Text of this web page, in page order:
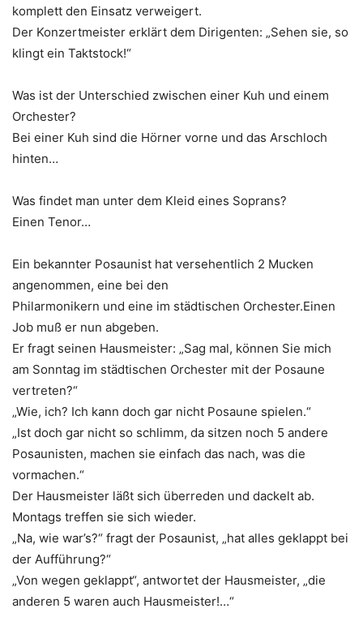
komplett den Einsatz verweigert.
Der Konzertmeister erklärt dem Dirigenten: „Sehen sie, so
klingt ein Taktstock!“
Was ist der Unterschied zwischen einer Kuh und einem
Orchester?
Bei einer Kuh sind die Hörner vorne und das Arschloch
hinten…
Was findet man unter dem Kleid eines Soprans?
Einen Tenor…
Ein bekannter Posaunist hat versehentlich 2 Mucken
angenommen, eine bei den
Philarmonikern und eine im städtischen Orchester.Einen
Job muß er nun abgeben.
Er fragt seinen Hausmeister: „Sag mal, können Sie mich
am Sonntag im städtischen Orchester mit der Posaune
vertreten?“
„Wie, ich? Ich kann doch gar nicht Posaune spielen.“
„Ist doch gar nicht so schlimm, da sitzen noch 5 andere
Posaunisten, machen sie einfach das nach, was die
vormachen.“
Der Hausmeister läßt sich überreden und dackelt ab.
Montags treffen sie sich wieder.
„Na, wie war’s?“ fragt der Posaunist, „hat alles geklappt bei
der Aufführung?“
„Von wegen geklappt“, antwortet der Hausmeister, „die
anderen 5 waren auch Hausmeister!…“